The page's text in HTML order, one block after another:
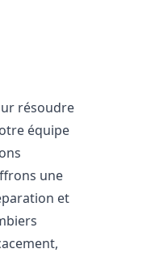
résoudre
équipe
une
et